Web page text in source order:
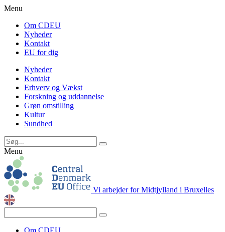
Menu
Om CDEU
Nyheder
Kontakt
EU for dig
Nyheder
Kontakt
Erhverv og Vækst
Forskning og uddannelse
Grøn omstilling
Kultur
Sundhed
Menu
Vi arbejder for Midtjylland i Bruxelles
Om CDEU